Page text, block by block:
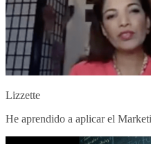
Lizzette
He aprendido a aplicar el